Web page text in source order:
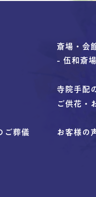
ご葬儀
斎場・会
- 伍和斎場
寺院手配
ご供花・
お客様の